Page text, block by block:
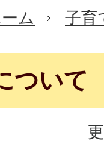
ム 子育
ついて